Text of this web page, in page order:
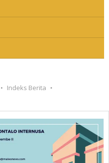
Indeks Berita